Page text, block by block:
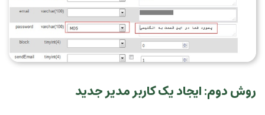
روش دوم: ایجاد یک کاربر مدیر جدید